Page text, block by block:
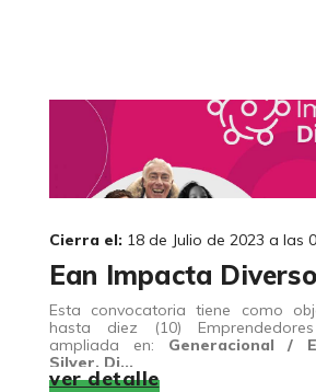
Cierra el: 18 de Julio de 2023 a las
Ean Impacta Diverso
Esta convocatoria tiene como
hasta diez (10)
ampliada en: Generacional /
Silver, Di...
ver detalle